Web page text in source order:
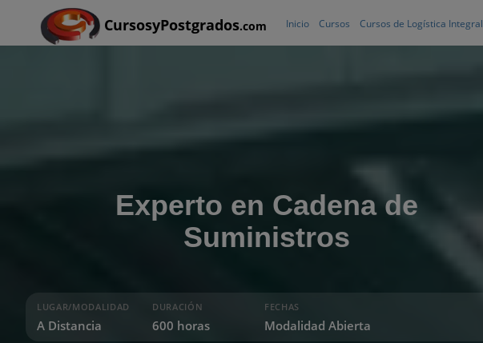
CursosyPostgrados.com Inicio Cursos Cursos de Logística Integral
Experto en Cadena de
Suministros
LUGAR/MODALIDAD
A Distancia
DURACIÓN
600 horas
FECHAS
Modalidad Abierta